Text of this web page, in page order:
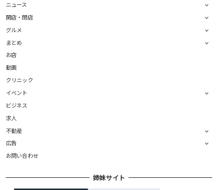
ニュース
開店・閉店
グルメ
まとめ
お店
動画
クリニック
イベント
ビジネス
求人
不動産
広告
お問い合わせ
姉妹サイト